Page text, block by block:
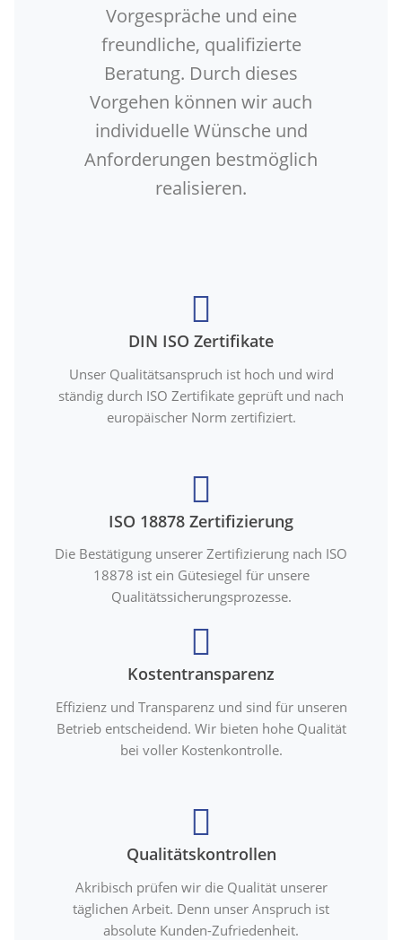
Vorgespräche und eine
freundliche, qualifizierte
Beratung. Durch dieses
Vorgehen können wir auch
individuelle Wünsche und
Anforderungen bestmöglich
realisieren.
DIN ISO Zertifikate
Unser Qualitätsanspruch ist hoch und wird
ständig durch ISO Zertifikate geprüft und nach
europäischer Norm zertifiziert.
ISO 18878 Zertifizierung
Die Bestätigung unserer Zertifizierung nach ISO
18878 ist ein Gütesiegel für unsere
Qualitätssicherungsprozesse.
Kostentransparenz
Effizienz und Transparenz und sind für unseren
Betrieb entscheidend. Wir bieten hohe Qualität
bei voller Kostenkontrolle.
Qualitätskontrollen
Akribisch prüfen wir die Qualität unserer
täglichen Arbeit. Denn unser Anspruch ist
absolute Kunden-Zufriedenheit.